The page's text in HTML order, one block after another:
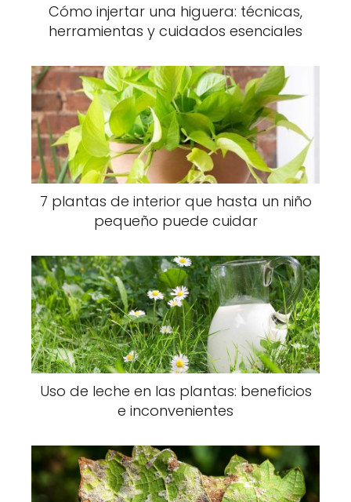
Cómo injertar una higuera: técnicas,
herramientas y cuidados esenciales
7 plantas de interior que hasta un niño
pequeño puede cuidar
Uso de leche en las plantas: beneficios
e inconvenientes